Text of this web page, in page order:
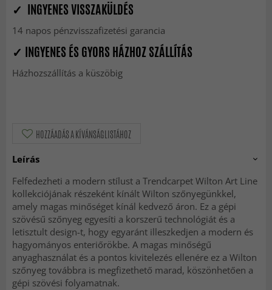
✓ INGYENES VISSZAKÜLDÉS
14 napos pénzvisszafizetési garancia
✓ INGYENES ÉS GYORS HÁZHOZ SZÁLLÍTÁS
Házhozszállítás a küszöbig
HOZZÁADÁS A KÍVÁNSÁGLISTÁHOZ
Leírás
Felfedezheti a modern stílust a Trendcarpet Wilton Art Line
kollekciójának részeként kínált Wilton szőnyegünkkel,
amely magas minőséget kínál kedvező áron. Ez a gépi
szövésű szőnyeg egyesíti a korszerű technológiát és a
letisztult design-t, hogy egyaránt illeszkedjen a modern és
hagyományos enteriőrökbe. A magas minőségű
anyaghasználat és a pontos kivitelezés ellenére ez a Wilton
szőnyeg továbbra is megfizethető marad, köszönhetően a
gépi szövési folyamatnak.